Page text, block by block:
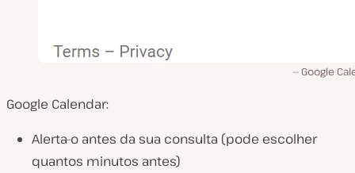
Google
Google Calendar:
Alerta-o antes da sua consulta (pode escolher
quantos minutos antes)